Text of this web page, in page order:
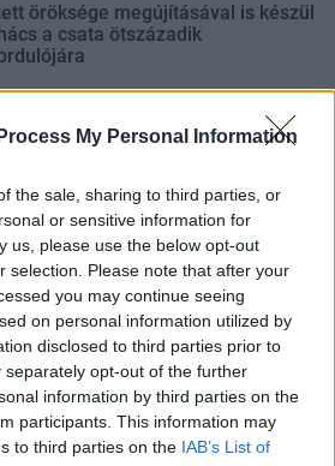
My Personal Information
the sale, sharing to third parties, or
or sensitive information for
us, please use the below opt-out
selection. Please note that after your
you may continue seeing
on personal information utilized by
disclosed to third parties prior to
separately opt-out of the further
information by third parties on the
participants. This information may
to third parties on the IAB’s List of
öröksége megújításával is készül
a csata ötszázadik